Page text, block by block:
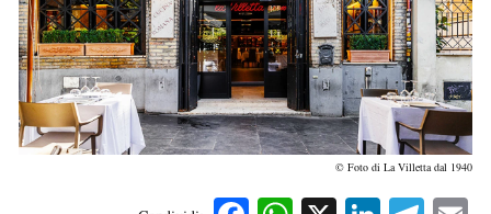
© Foto di La Villetta dal 1940